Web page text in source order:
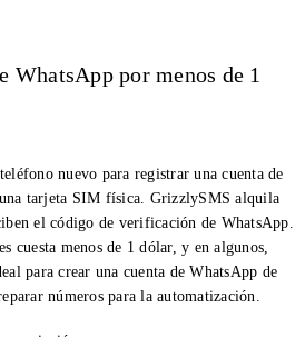
WhatsApp por menos de 1
nuevo para registrar una cuenta de
tarjeta SIM física. GrizzlySMS alquila
el código de verificación de WhatsApp.
cuesta menos de 1 dólar, y en algunos,
para crear una cuenta de WhatsApp de
números para la automatización.